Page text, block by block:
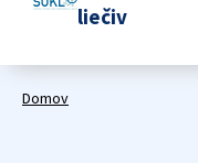
liečiv
Domov